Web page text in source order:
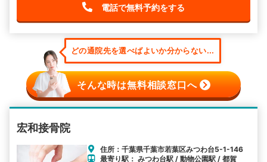
電話で無料予約をする
どの通院先を選べばよいか分からない...
そんな時は無料相談窓口へ
宏和接骨院
住所：千葉県千葉市若葉区みつわ台5-1-146
最寄り駅： みつわ台駅 / 動物公園駅 / 都賀